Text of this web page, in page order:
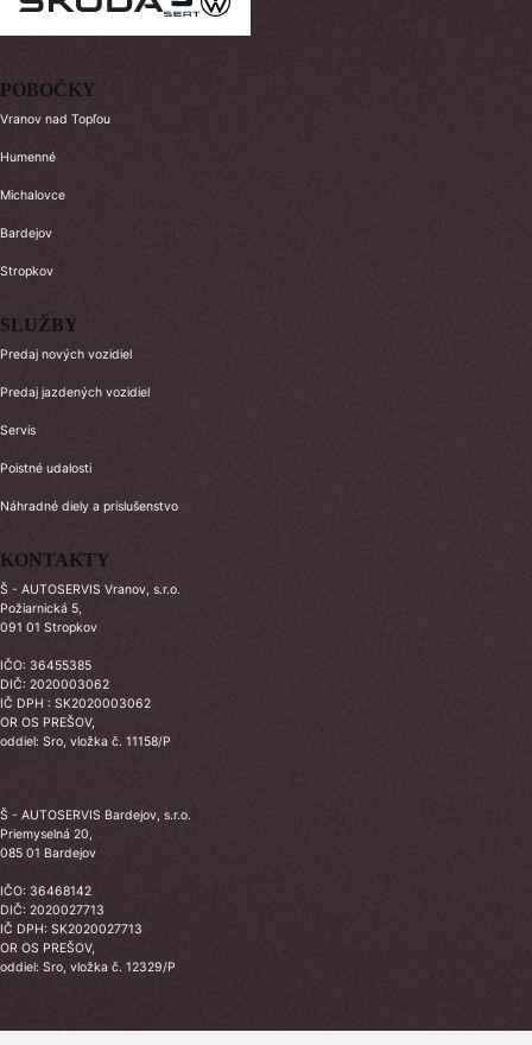
POBOČKY
Vranov nad Topľou
Humenné
Michalovce
Bardejov
Stropkov
SLUŽBY
Predaj nových vozidiel
Predaj jazdených vozidiel
Servis
Poistné udalosti
Náhradné diely a príslušenstvo
KONTAKTY
Š - AUTOSERVIS Vranov, s.r.o.
Požiarnická 5,
091 01 Stropkov
IČO: 36455385
DIČ: 2020003062
IČ DPH : SK2020003062
OR OS PREŠOV,
oddiel: Sro, vložka č. 11158/P
Š - AUTOSERVIS Bardejov, s.r.o.
Priemyselná 20,
085 01 Bardejov
IČO: 36468142
DIČ: 2020027713
IČ DPH: SK2020027713
OR OS PREŠOV,
oddiel: Sro, vložka č. 12329/P